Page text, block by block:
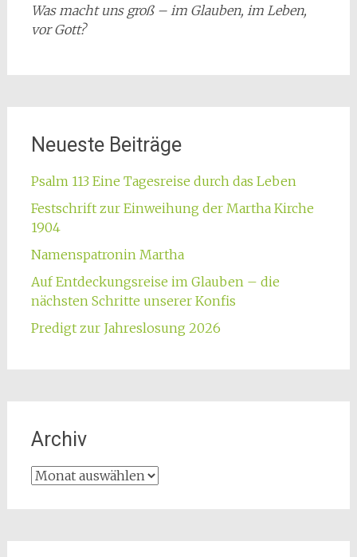
Was macht uns groß – im Glauben, im Leben,
vor Gott?
Neueste Beiträge
Psalm 113 Eine Tagesreise durch das Leben
Festschrift zur Einweihung der Martha Kirche
1904
Namenspatronin Martha
Auf Entdeckungsreise im Glauben – die
nächsten Schritte unserer Konfis
Predigt zur Jahreslosung 2026
Archiv
Archiv